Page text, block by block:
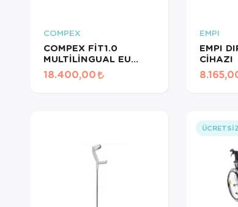
COMPEX
COMPEX FİT1.0
MULTİLİNGUAL EU
PLUG TENS CİHAZI
18.400,00
EMPI
EMPI
CİHAZI